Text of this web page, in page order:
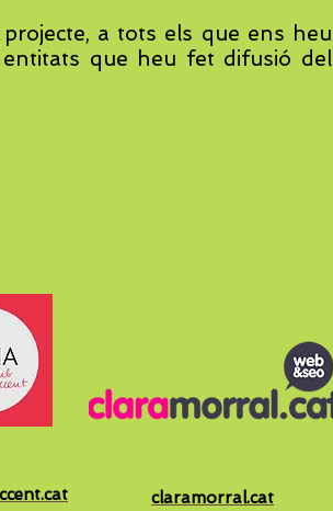
a tots els que ens heu
que heu fet difusió del
claramorral.cat